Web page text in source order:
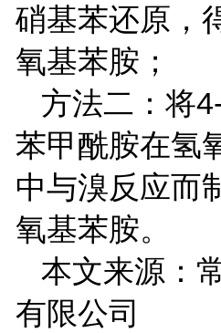
硝基苯还原，
氧基苯胺；
方法二：将
苯甲酰胺在氢
中与溴反应而
氧基苯胺。
本文来源：
有限公司